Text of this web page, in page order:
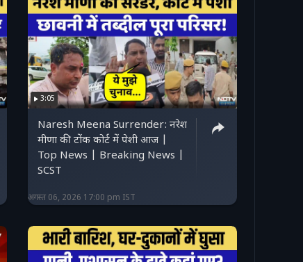
3:05
Naresh Meena Surrender: नरेश
मीणा की टोंक कोर्ट में पेशी आज |
Top News | Breaking News |
SCST
अगस्त 06, 2026 17:00 pm IST